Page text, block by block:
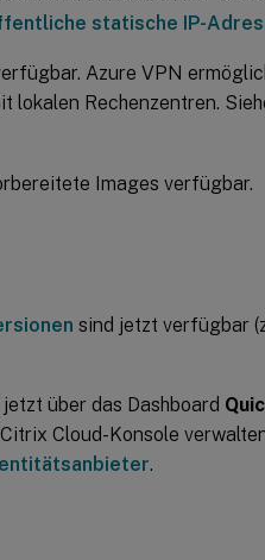
statische IP-
Azure VPN
lokalen Rechenzentren.
Images verfügbar.
sind jetzt verfügbar
über das Dashboard
Cloud-Konsole
.